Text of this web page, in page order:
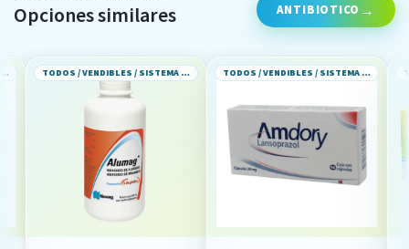
Opciones similares ANTIBIOTICO
TODOS / VENDIBLES / SISTEMA GASTROINTESTINAL TODOS / VENDIBLES / SISTEMA GASTROINTESTINAL